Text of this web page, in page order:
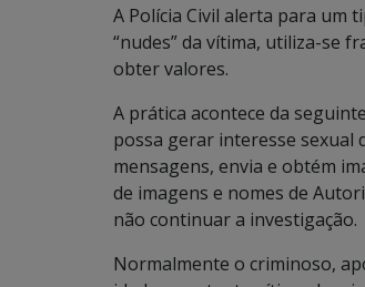
A Polícia Civil alerta para um
“nudes” da vítima, utiliza-se
obter valores.
A prática acontece da
possa gerar interesse sexual
mensagens, envia e obtém
de imagens e nomes de
não continuar a investigação.
Normalmente o criminoso,